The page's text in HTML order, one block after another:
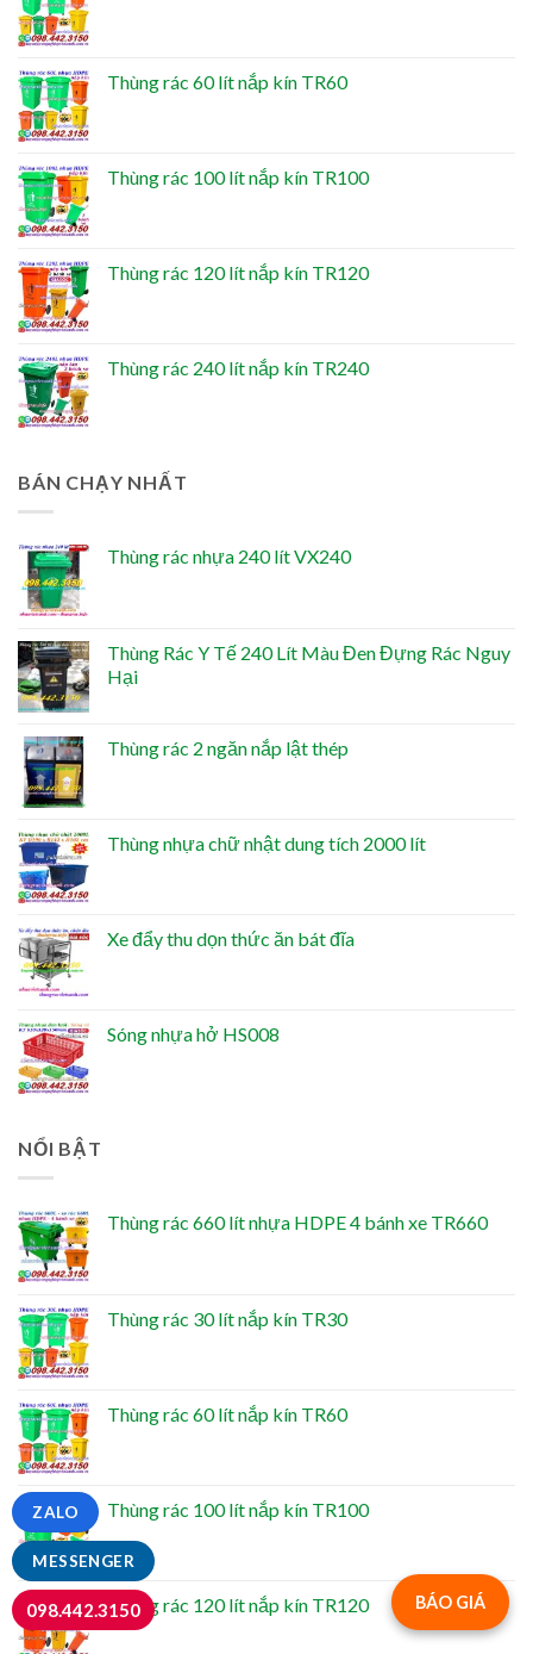
Thùng rác 60 lít nắp kín TR60
Thùng rác 100 lít nắp kín TR100
Thùng rác 120 lít nắp kín TR120
Thùng rác 240 lít nắp kín TR240
BÁN CHẠY NHẤT
Thùng rác nhựa 240 lít VX240
Thùng Rác Y Tế 240 Lít Màu Đen Đựng Rác Nguy
Hại
Thùng rác 2 ngăn nắp lật thép
Thùng nhựa chữ nhật dung tích 2000 lít
Xe đẩy thu dọn thức ăn bát đĩa
Sóng nhựa hở HS008
NỔI BẬT
Thùng rác 660 lít nhựa HDPE 4 bánh xe TR660
Thùng rác 30 lít nắp kín TR30
Thùng rác 60 lít nắp kín TR60
Thùng rác 100 lít nắp kín TR100
Thùng rác 120 lít nắp kín TR120 BÁO GIÁ
MESSENGER
ZALO
098.442.3150